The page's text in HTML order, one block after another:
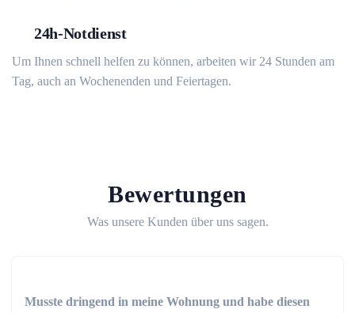
24h-Notdienst
Um Ihnen schnell helfen zu können, arbeiten wir 24 Stunden am
Tag, auch an Wochenenden und Feiertagen.
Bewertungen
Was unsere Kunden über uns sagen.
Musste dringend in meine Wohnung und habe diesen